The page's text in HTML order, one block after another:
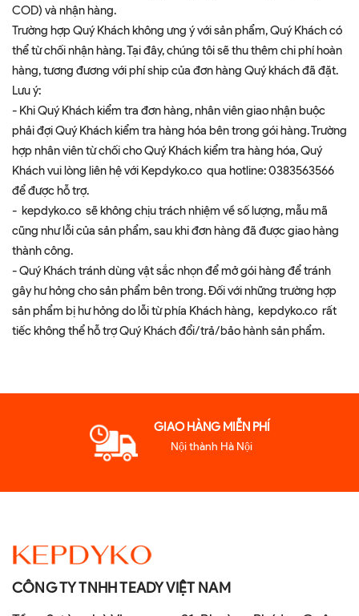
COD) và nhận hàng.
Trường hợp Quý Khách không ưng ý với sản phẩm, Quý Khách có
thể từ chối nhận hàng. Tại đây, chúng tôi sẽ thu thêm chi phí hoàn
hàng, tương đương với phí ship của đơn hàng Quý khách đã đặt.
Lưu ý:
- Khi Quý Khách kiểm tra đơn hàng, nhân viên giao nhận buộc
phải đợi Quý Khách kiểm tra hàng hóa bên trong gói hàng. Trường
hợp nhân viên từ chối cho Quý Khách kiểm tra hàng hóa, Quý
Khách vui lòng liên hệ với Kepdyko.co qua hotline: 0383563566
để được hỗ trợ.
- kepdyko.co sẽ không chịu trách nhiệm về số lượng, mẫu mã
cũng như lỗi của sản phẩm, sau khi đơn hàng đã được giao hàng
thành công.
- Quý Khách tránh dùng vật sắc nhọn để mở gói hàng để tránh
gây hư hỏng cho sản phẩm bên trong. Đối với những trường hợp
sản phẩm bị hư hỏng do lỗi từ phía Khách hàng, kepdyko.co rất
tiếc không thể hỗ trợ Quý Khách đổi/trả/bảo hành sản phẩm.
GIAO HÀNG MIỄN PHÍ
Nội thành Hà Nội
CÔNG TY TNHH TEADY VIỆT NAM